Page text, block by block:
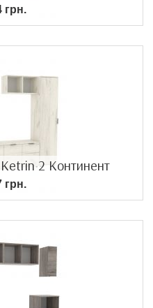
грн.
2 Континент
грн.